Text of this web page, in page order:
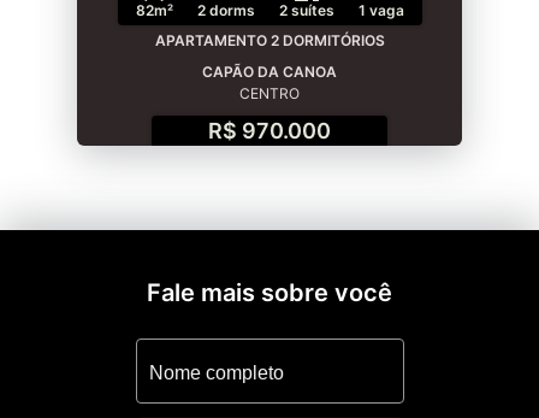
82m² 2 dorms 2 suítes
1 vaga
APARTAMENTO 2 DORMITÓRIOS
CAPÃO DA CANOA
CENTRO
R$ 970.000
Fale mais sobre você